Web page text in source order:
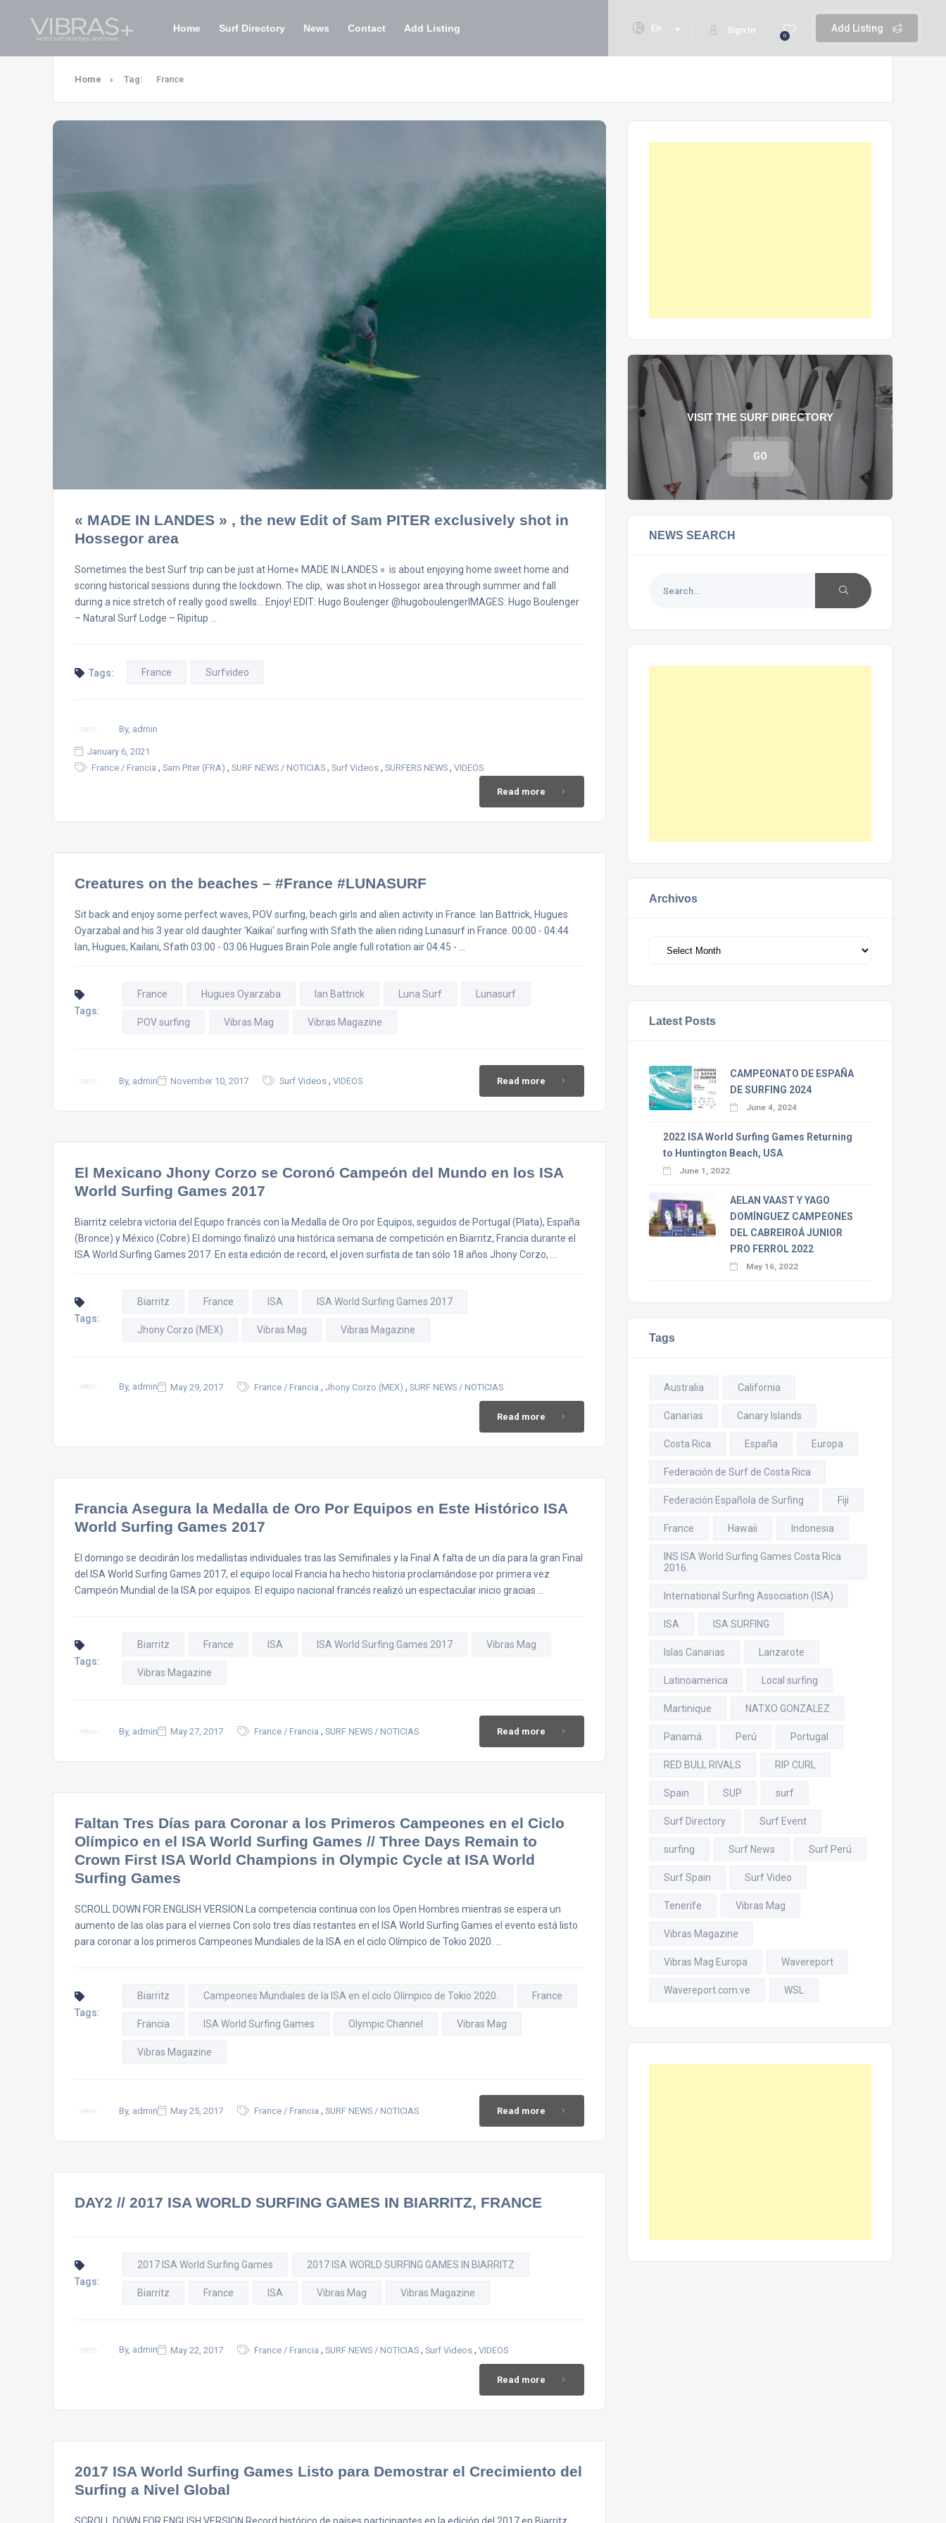
Add Listing
0
Sign In
En
Home Surf Directory News Contact Add Listing
Home Tag: France
« MADE IN LANDES » , the new Edit of Sam PITER exclusively shot in
Hossegor area
Sometimes the best Surf trip can be just at Home« MADE IN LANDES » is about enjoying home sweet home and
scoring historical sessions during the lockdown. The clip, was shot in Hossegor area through summer and fall
during a nice stretch of really good swells… Enjoy! EDIT: Hugo Boulenger @hugoboulengerIMAGES: Hugo Boulenger
– Natural Surf Lodge – Ripitup …
Tags: France Surfvideo
By, admin
January 6, 2021
France / Francia , Sam Piter (FRA) , SURF NEWS / NOTICIAS , Surf Videos , SURFERS NEWS , VIDEOS
Read more
Creatures on the beaches – #France #LUNASURF
Sit back and enjoy some perfect waves, POV surfing, beach girls and alien activity in France. Ian Battrick, Hugues
Oyarzabal and his 3 year old daughter 'Kaikai' surfing with Sfath the alien riding Lunasurf in France. 00:00 - 04:44
Ian, Hugues, Kailani, Sfath 03:00 - 03.06 Hugues Brain Pole angle full rotation air 04:45 - …
Tags:
France Hugues Oyarzaba Ian Battrick Luna Surf Lunasurf
POV surfing Vibras Mag Vibras Magazine
By, admin November 10, 2017 Surf Videos , VIDEOS Read more
El Mexicano Jhony Corzo se Coronó Campeón del Mundo en los ISA
World Surfing Games 2017
Biarritz celebra victoria del Equipo francés con la Medalla de Oro por Equipos, seguidos de Portugal (Plata), España
(Bronce) y México (Cobre) El domingo finalizó una histórica semana de competición en Biarritz, Francia durante el
ISA World Surfing Games 2017. En esta edición de record, el joven surfista de tan sólo 18 años Jhony Corzo, …
Tags:
Biarritz France ISA ISA World Surfing Games 2017
Jhony Corzo (MEX) Vibras Mag Vibras Magazine
By, admin May 29, 2017 France / Francia , Jhony Corzo (MEX) , SURF NEWS / NOTICIAS
Read more
Francia Asegura la Medalla de Oro Por Equipos en Este Histórico ISA
World Surfing Games 2017
El domingo se decidirán los medallistas individuales tras las Semifinales y la Final A falta de un día para la gran Final
del ISA World Surfing Games 2017, el equipo local Francia ha hecho historia proclamándose por primera vez
Campeón Mundial de la ISA por equipos. El equipo nacional francés realizó un espectacular inicio gracias …
Tags:
Biarritz France ISA ISA World Surfing Games 2017 Vibras Mag
Vibras Magazine
By, admin May 27, 2017 France / Francia , SURF NEWS / NOTICIAS Read more
Faltan Tres Días para Coronar a los Primeros Campeones en el Ciclo
Olímpico en el ISA World Surfing Games // Three Days Remain to
Crown First ISA World Champions in Olympic Cycle at ISA World
Surfing Games
SCROLL DOWN FOR ENGLISH VERSION La competencia continua con los Open Hombres mientras se espera un
aumento de las olas para el viernes Con solo tres días restantes en el ISA World Surfing Games el evento está listo
para coronar a los primeros Campeones Mundiales de la ISA en el ciclo Olímpico de Tokio 2020. …
Tags:
Biarritz Campeones Mundiales de la ISA en el ciclo Olímpico de Tokio 2020. France
Francia ISA World Surfing Games Olympic Channel Vibras Mag
Vibras Magazine
By, admin May 25, 2017 France / Francia , SURF NEWS / NOTICIAS Read more
DAY2 // 2017 ISA WORLD SURFING GAMES IN BIARRITZ, FRANCE
Tags:
2017 ISA World Surfing Games 2017 ISA WORLD SURFING GAMES IN BIARRITZ
Biarritz France ISA Vibras Mag Vibras Magazine
By, admin May 22, 2017 France / Francia , SURF NEWS / NOTICIAS , Surf Videos , VIDEOS
Read more
2017 ISA World Surfing Games Listo para Demostrar el Crecimiento del
Surfing a Nivel Global
VISIT THE SURF DIRECTORY
GO
NEWS SEARCH
Archivos
Latest Posts
CAMPEONATO DE ESPAÑA
DE SURFING 2024
June 4, 2024
2022 ISA World Surfing Games Returning
to Huntington Beach, USA
June 1, 2022
AELAN VAAST Y YAGO
DOMÍNGUEZ CAMPEONES
DEL CABREIROÁ JUNIOR
PRO FERROL 2022
May 16, 2022
Tags
Australia California
Canarias Canary Islands
Costa Rica España Europa
Federación de Surf de Costa Rica
Federación Española de Surfing Fiji
France Hawaii Indonesia
INS ISA World Surfing Games Costa Rica
2016.
International Surfing Association (ISA)
ISA ISA SURFING
Islas Canarias Lanzarote
Latinoamerica Local surfing
Martinique NATXO GONZALEZ
Panamá Perú Portugal
RED BULL RIVALS RIP CURL
Spain SUP surf
Surf Directory Surf Event
surfing Surf News Surf Perú
Surf Spain Surf Video
Tenerife Vibras Mag
Vibras Magazine
Vibras Mag Europa Wavereport
Wavereport.com.ve WSL